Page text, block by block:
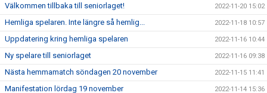
Välkommen tillbaka till seniorlaget! 2022-11-20 15:02
Hemliga spelaren. Inte längre så hemlig... 2022-11-18 10:57
Uppdatering kring hemliga spelaren 2022-11-16 10:44
Ny spelare till seniorlaget 2022-11-16 09:38
Nästa hemmamatch söndagen 20 november 2022-11-15 11:41
Manifestation lördag 19 november 2022-11-14 15:36